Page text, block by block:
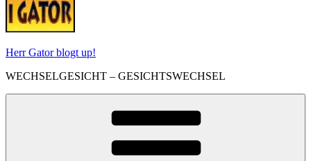
Herr Gator blogt up!
WECHSELGESICHT – GESICHTSWECHSEL